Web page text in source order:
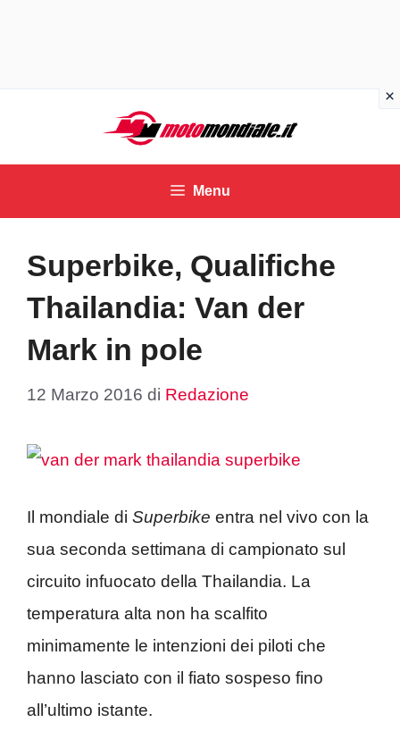
contenuto
Menu
Superbike, Qualifiche
Thailandia: Van der
Mark in pole
12 Marzo 2016 di Redazione
Il mondiale di Superbike entra nel vivo con la
sua seconda settimana di campionato sul
circuito infuocato della Thailandia. La
temperatura alta non ha scalfito
minimamente le intenzioni dei piloti che
hanno lasciato con il fiato sospeso fino
all’ultimo istante.